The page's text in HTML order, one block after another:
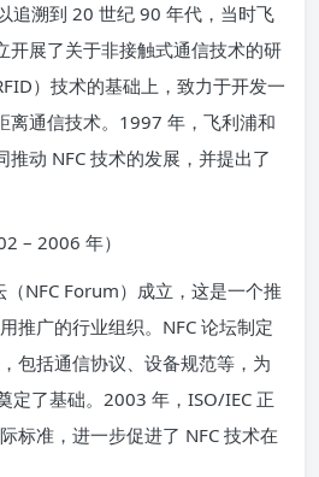
溯到 20 世纪 90 年代，当时飞
开展了关于非接触式通信技术的研
）技术的基础上，致力于开发一
离通信技术。1997 年，飞利浦和
动 NFC 技术的发展，并提出了
– 2006 年）
NFC Forum）成立，这是一个推
推广的行业组织。NFC 论坛制定
包括通信协议、设备规范等，为
定了基础。2003 年，ISO/IEC 正
标准，进一步促进了 NFC 技术在